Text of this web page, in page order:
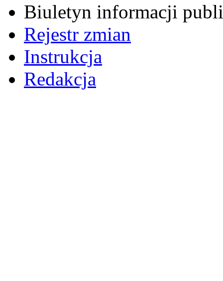
Biuletyn informacji
Rejestr zmian
Instrukcja
Redakcja